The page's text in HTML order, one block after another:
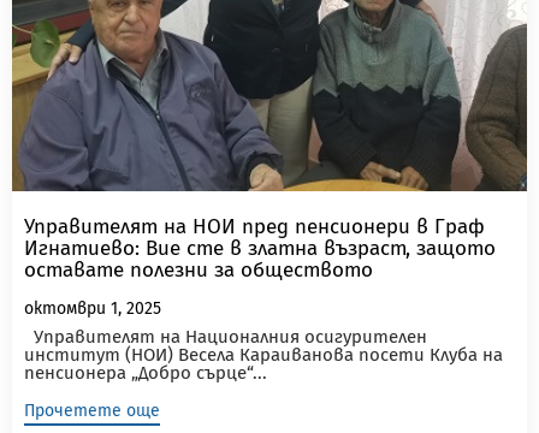
Управителят на НОИ пред пенсионери в Граф
Игнатиево: Вие сте в златна възраст, защото
оставате полезни за обществото
октомври 1, 2025
Управителят на Националния осигурителен
институт (НОИ) Весела Караиванова посети Клуба на
пенсионера „Добро сърце“...
Прочетете още